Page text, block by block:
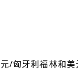
/匈牙利福林和美